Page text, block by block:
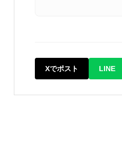
Xでポスト LINE